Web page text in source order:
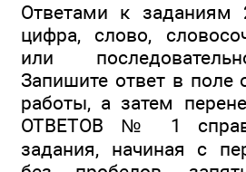
Ответами к заданиям
цифра, слово,
или
Запишите ответ в поле
работы, а затем
ОТВЕТОВ № 1
задания, начиная с